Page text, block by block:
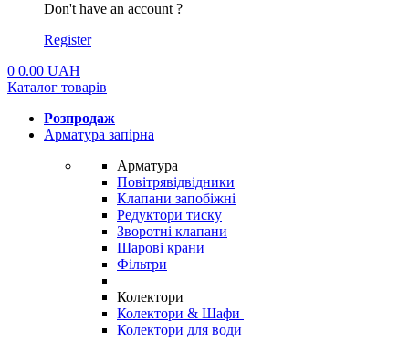
Don't have an account ?
Register
0 0.00 UAH
Каталог товарів
Розпродаж
Арматура запірна
Арматура
Повітрявідвідники
Клапани запобіжні
Редуктори тиску
Зворотні клапани
Шарові крани
Фільтри
Колектори
Колектори & Шафи
Колектори для води